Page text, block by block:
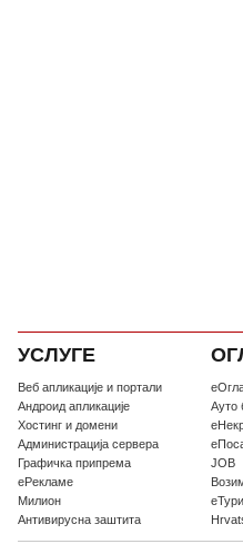
УСЛУГЕ
Веб апликације и портали
Андроид апликације
Хостинг и домени
Администрација сервера
Графичка припрема
еРекламе
Милион
Антивирусна заштита
Ауто
JOB